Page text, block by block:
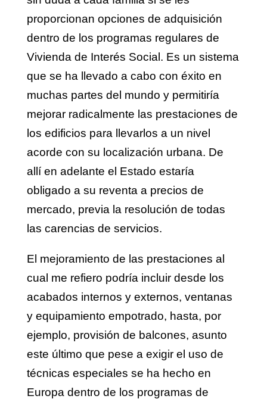
proporcionan opciones de adquisición
dentro de los programas regulares de
Vivienda de Interés Social. Es un sistema
que se ha llevado a cabo con éxito en
muchas partes del mundo y permitiría
mejorar radicalmente las prestaciones de
los edificios para llevarlos a un nivel
acorde con su localización urbana. De
allí en adelante el Estado estaría
obligado a su reventa a precios de
mercado, previa la resolución de todas
las carencias de servicios.
El mejoramiento de las prestaciones al
cual me refiero podría incluir desde los
acabados internos y externos, ventanas
y equipamiento empotrado, hasta, por
ejemplo, provisión de balcones, asunto
este último que pese a exigir el uso de
técnicas especiales se ha hecho en
Europa dentro de los programas de